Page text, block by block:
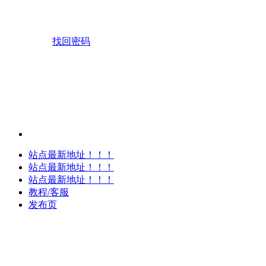
找回密码
站点最新地址！！！
站点最新地址！！！
站点最新地址！！！
教程/客服
发布页